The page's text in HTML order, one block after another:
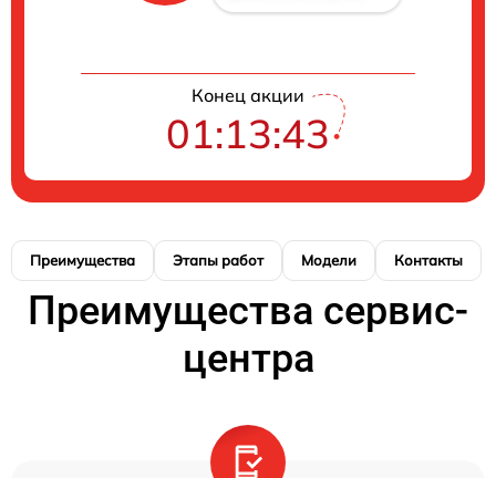
Конец акции
01:13:42
Преимущества Этапы работ Модели Контакты
Преимущества сервис-
центра